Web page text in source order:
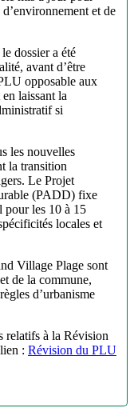
et de
dossier a été
avant d’être
opposable aux
laissant la
si
les nouvelles
la transition
Le Projet
(PADD) fixe
pour les 10 à 15
locales et
Village Plage sont
de la commune,
d’urbanisme
relatifs à la Révision
: Révision du PLU